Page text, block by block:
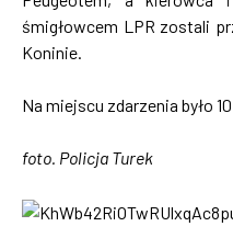
śmigłowcem LPR zostali
Koninie.
Na miejscu zdarzenia było
foto. Policja Turek